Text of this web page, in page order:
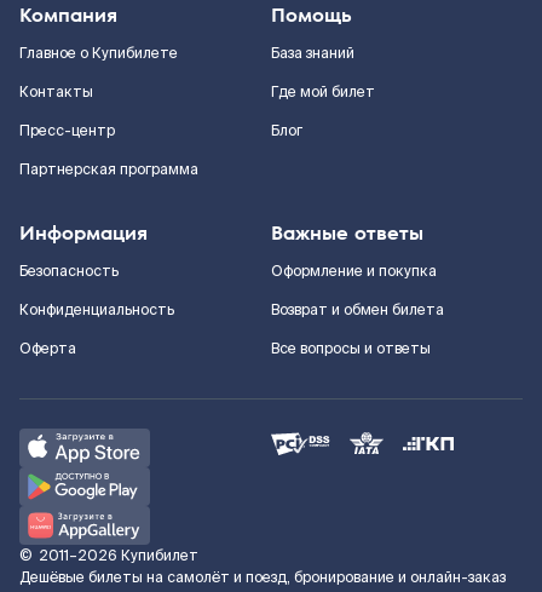
Компания
Главное о Купибилете
Контакты
Пресс-центр
Партнерская программа
Помощь
База знаний
Где мой билет
Блог
Информация
Безопасность
Конфиденциальность
Оферта
Важные ответы
Оформление и покупка
Возврат и обмен билета
Все вопросы и ответы
© 2011–2026 Купибилет
Дешёвые билеты на самолёт и поезд, бронирование и онлайн-заказ